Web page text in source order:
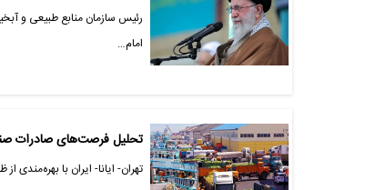
رئیس سازمان منابع طبیعی و
امام…
تحلیل فرصت‌های صادرات صنایع غذایی به
تهران- ایانا- ایران با بهره‌مندی از ظرفیت‌های اقلیمی و